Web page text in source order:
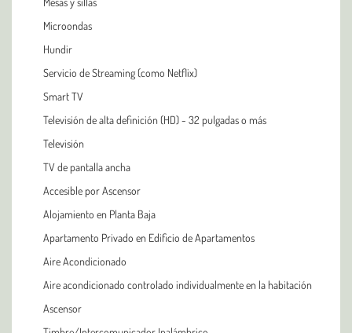
Microondas
Hundir
Servicio de Streaming (como Netflix)
Smart TV
Televisión de alta definición (HD) - 32 pulgadas o más
Televisión
TV de pantalla ancha
Accesible por Ascensor
Alojamiento en Planta Baja
Apartamento Privado en Edificio de Apartamentos
Aire Acondicionado
Aire acondicionado controlado individualmente en la habitación
Ascensor